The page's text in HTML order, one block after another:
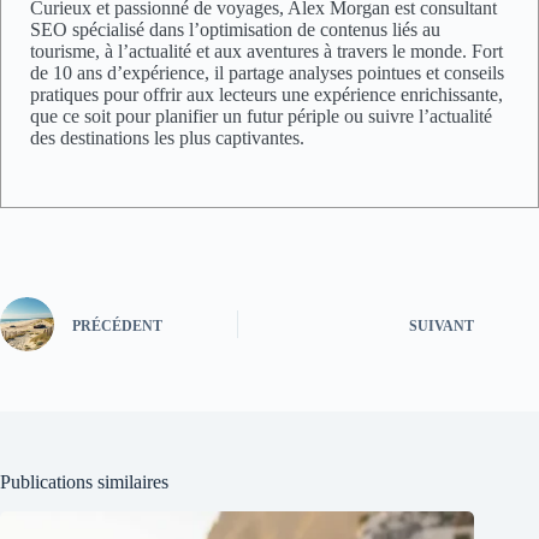
Curieux et passionné de voyages, Alex Morgan est consultant
SEO spécialisé dans l’optimisation de contenus liés au
tourisme, à l’actualité et aux aventures à travers le monde. Fort
de 10 ans d’expérience, il partage analyses pointues et conseils
pratiques pour offrir aux lecteurs une expérience enrichissante,
que ce soit pour planifier un futur périple ou suivre l’actualité
des destinations les plus captivantes.
PRÉCÉDENT SUIVANT
Publications similaires